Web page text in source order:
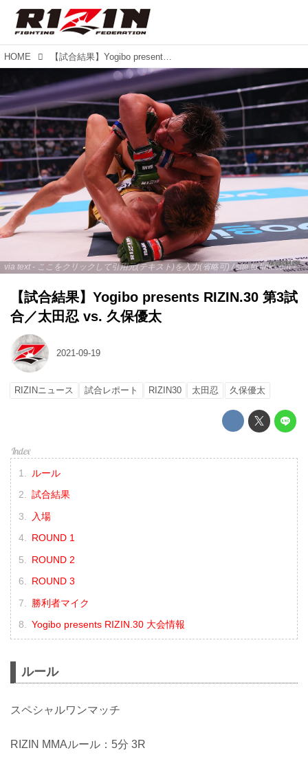
HOME 【試合結果】Yogibo presents RIZIN.30 第3試合／太田忍 vs. 久保優太
via text - ここをクリックして引用元(テキスト)を入力(省略可) / site.to.link.com - ここをクリックして引用元を入力(省略可)
【試合結果】Yogibo presents RIZIN.30 第3試
合／太田忍 vs. 久保優太
2021-09-19
RIZINニュース 試合レポート RIZIN30 太田忍 久保優太
ルール
試合結果
入場
ROUND 1
ROUND 2
ROUND 3
勝利者マイク
Yogibo presents RIZIN.30 大会情報
ルール
スペシャルワンマッチ
RIZIN MMAルール：5分 3R